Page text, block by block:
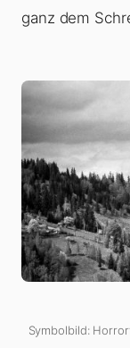
ganz dem
Symbolbild: